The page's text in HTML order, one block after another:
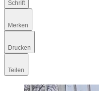
Schrift
Merken
Drucken
Teilen